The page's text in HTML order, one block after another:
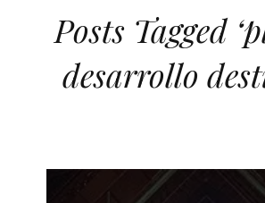
Posts Tagged
desarrollo